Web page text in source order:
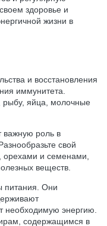
здоровье и
жизни в
и восстановления
иммунитета.
рыбу, яйца, молочные
важную роль в
свой
и семенами,
веществ.
питания. Они
необходимую энергию.
содержащимся в